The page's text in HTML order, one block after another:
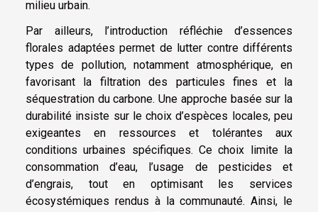
milieu urbain.
Par ailleurs, l’introduction réfléchie d’essences
florales adaptées permet de lutter contre différents
types de pollution, notamment atmosphérique, en
favorisant la filtration des particules fines et la
séquestration du carbone. Une approche basée sur la
durabilité insiste sur le choix d’espèces locales, peu
exigeantes en ressources et tolérantes aux
conditions urbaines spécifiques. Ce choix limite la
consommation d’eau, l’usage de pesticides et
d’engrais, tout en optimisant les services
écosystémiques rendus à la communauté. Ainsi, le